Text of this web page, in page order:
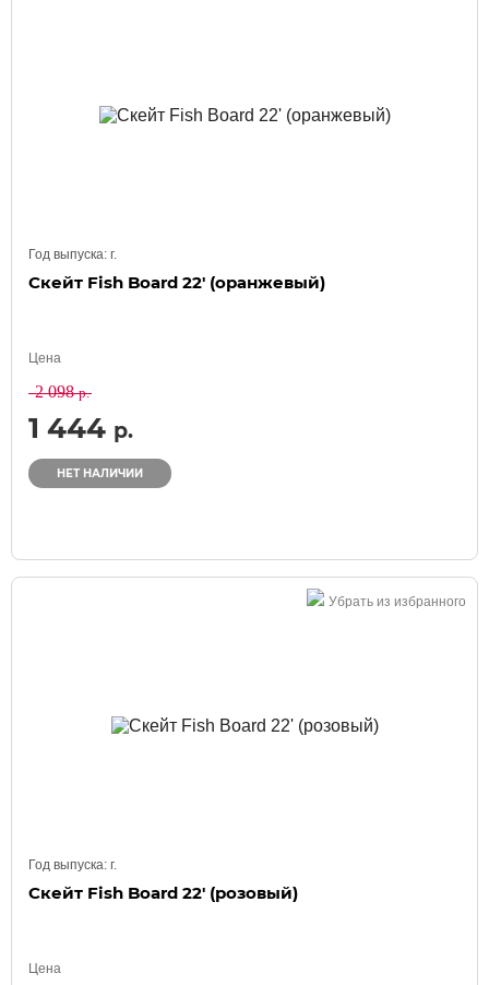
Год выпуска: г.
Скейт Fish Board 22' (оранжевый)
Цена
2 098р.
1 444 р.
НЕТ НАЛИЧИИ
Убрать из избранного
Год выпуска: г.
Скейт Fish Board 22' (розовый)
Цена